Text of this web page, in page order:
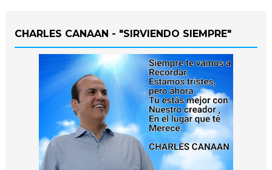
CHARLES CANAAN - "SIRVIENDO SIEMPRE"